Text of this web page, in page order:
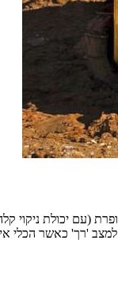
(עם יכולת ניקוי